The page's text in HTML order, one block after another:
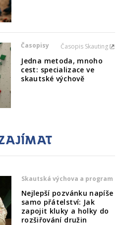
Časopisy Časopis Skauting
Jedna metoda, mnoho
cest: specializace ve
skautské výchově
Skautská výchova a program
Nejlepší pozvánku napíše
samo přátelství: Jak
zapojit kluky a holky do
rozšiřování družin